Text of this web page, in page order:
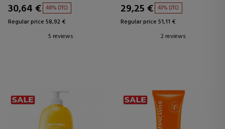
30,64 € 48% DTO.
Regular price 58,92 €
5 reviews
29,25 € 43% DTO.
Regular price 51,11 €
2 reviews